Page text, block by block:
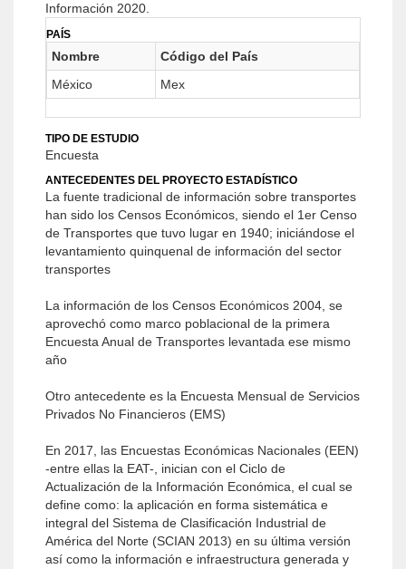
Información 2020.
PAÍS
Nombre
Código del País
México
Mex
TIPO DE ESTUDIO
Encuesta
ANTECEDENTES DEL PROYECTO ESTADÍSTICO
La fuente tradicional de información sobre transportes
han sido los Censos Económicos, siendo el 1er Censo
de Transportes que tuvo lugar en 1940; iniciándose el
levantamiento quinquenal de información del sector
transportes
La información de los Censos Económicos 2004, se
aprovechó como marco poblacional de la primera
Encuesta Anual de Transportes levantada ese mismo
año
Otro antecedente es la Encuesta Mensual de Servicios
Privados No Financieros (EMS)
En 2017, las Encuestas Económicas Nacionales (EEN)
-entre ellas la EAT-, inician con el Ciclo de
Actualización de la Información Económica, el cual se
define como: la aplicación en forma sistemática e
integral del Sistema de Clasificación Industrial de
América del Norte (SCIAN 2013) en su última versión
así como la información e infraestructura generada y